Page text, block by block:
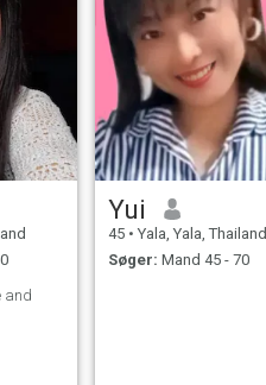
and
Yui
45 • Yala, Yala, Thailand
Søger: Mand 45 - 70